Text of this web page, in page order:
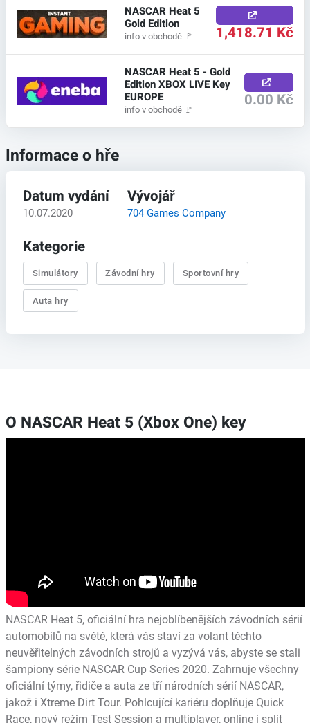
NASCAR Heat 5
Gold Edition
info v obchodě 🚩 1,418.71 Kč
NASCAR Heat 5 - Gold
Edition XBOX LIVE Key
EUROPE
info v obchodě 🚩 0.00 Kč
Informace o hře
Datum vydání
10.07.2020
Vývojář
704 Games Company
Kategorie
Simulátory Závodní hry Sportovní hry
Auta hry
O NASCAR Heat 5 (Xbox One) key
NASCAR Heat 5, oficiální hra nejoblíbenějších závodních sérií
automobilů na světě, která vás staví za volant těchto
neuvěřitelných závodních strojů a vyzývá vás, abyste se stali
šampiony série NASCAR Cup Series 2020. Zahrnuje všechny
oficiální týmy, řidiče a auta ze tří národních sérií NASCAR,
jakož i Xtreme Dirt Tour. Pohlcující kariéru doplňuje Quick
Race, nový režim Test Session a multiplayer, online i split